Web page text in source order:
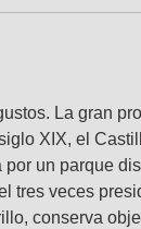
La gran
XIX, el
un parque
veces
conserva